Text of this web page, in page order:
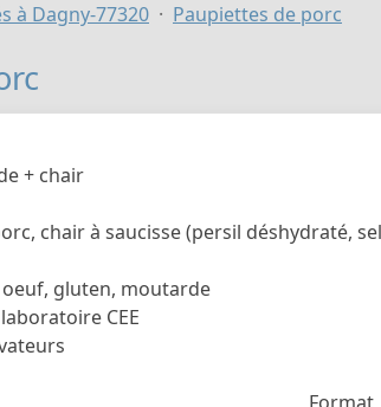
à Dagny-77320 Paupiettes de porc
+ chair
chair à saucisse (persil déshydraté,
oeuf, gluten, moutarde
CEE
Format